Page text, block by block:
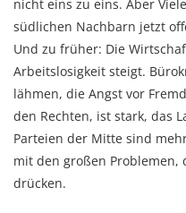
nicht eins zu eins. Aber
südlichen Nachbarn jetzt
Und zu früher: Die
Arbeitslosigkeit steigt.
lähmen, die Angst vor
den Rechten, ist stark, das
Parteien der Mitte sind
mit den großen Problemen,
drücken.